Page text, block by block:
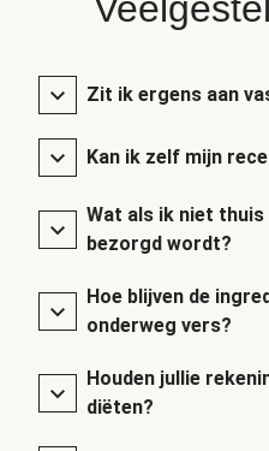
Zit ik ergens aan
Kan ik zelf mijn
Wat als ik niet thuis
bezorgd wordt?
Hoe blijven de
onderweg vers?
Houden jullie
diëten?